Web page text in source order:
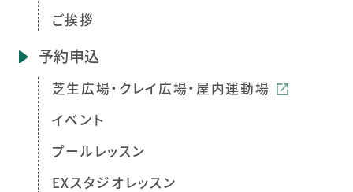
ご挨拶
予約申込
芝生広場・クレイ広場・屋内運動場
イベント
プールレッスン
EXスタジオレッスン